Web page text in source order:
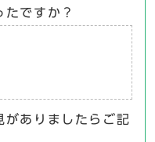
ですか？
がありましたらご記